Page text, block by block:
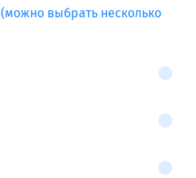
(можно выбрать несколько